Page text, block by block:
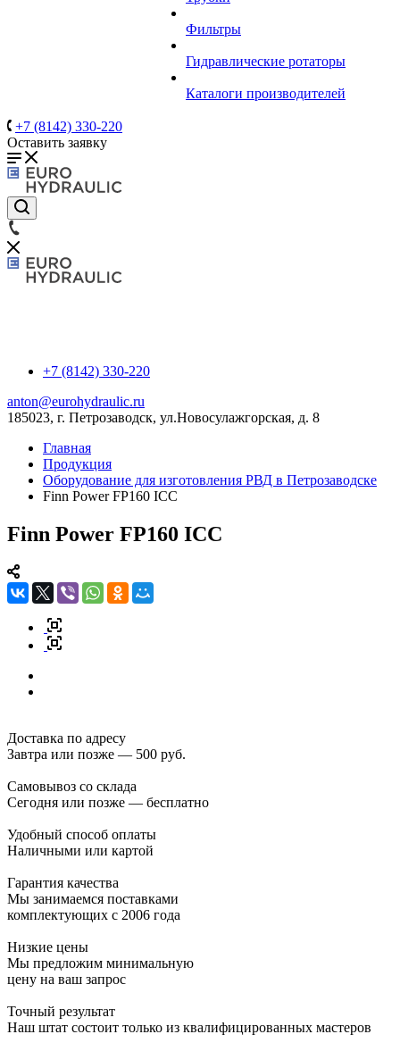
Фильтры
Гидравлические ротаторы
Каталоги производителей
+7 (8142) 330-220
Оставить заявку
+7 (8142) 330-220
anton@eurohydraulic.ru
185023, г. Петрозаводск, ул.Новосулажгорская, д. 8
Главная
Продукция
Оборудование для изготовления РВД в Петрозаводске
Finn Power FP160 ICC
Finn Power FP160 ICC
Доставка по адресу
Завтра или позже — 500 руб.
Самовывоз со склада
Сегодня или позже — бесплатно
Удобный способ оплаты
Наличными или картой
Гарантия качества
Мы занимаемся поставками
комплектующих с 2006 года
Низкие цены
Мы предложим минимальную
цену на ваш запрос
Точный результат
Наш штат состоит только из квалифицированных мастеров